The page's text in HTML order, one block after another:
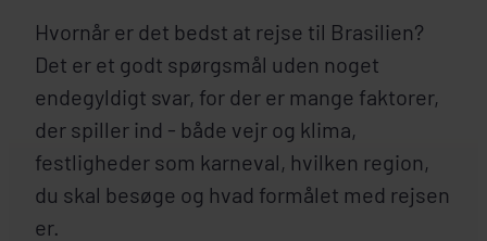
Hvornår er det bedst at rejse til Brasilien?
Det er et godt spørgsmål uden noget
endegyldigt svar, for der er mange faktorer,
der spiller ind - både vejr og klima,
festligheder som karneval, hvilken region,
du skal besøge og hvad formålet med rejsen
er.